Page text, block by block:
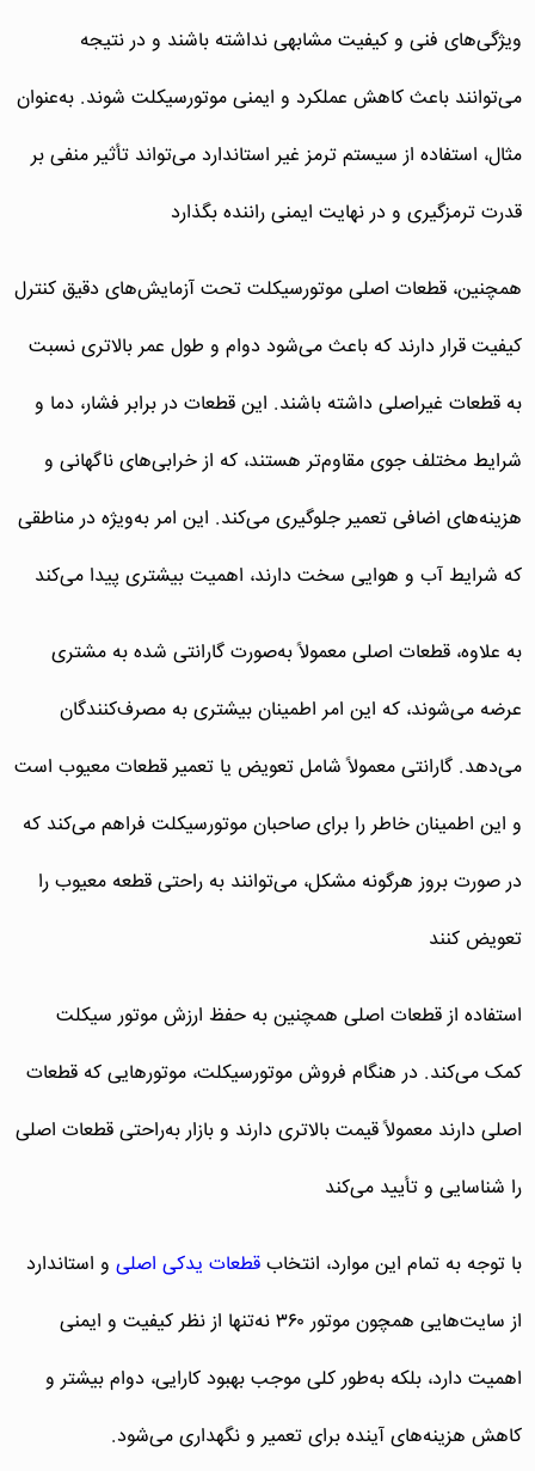
ویژگی‌های فنی و کیفیت مشابهی نداشته باشند و در نتیجه
می‌توانند باعث کاهش عملکرد و ایمنی موتورسیکلت شوند. به‌عنوان
مثال، استفاده از سیستم ترمز غیر استاندارد می‌تواند تأثیر منفی بر
قدرت ترمزگیری و در نهایت ایمنی راننده بگذارد
همچنین، قطعات اصلی موتورسیکلت تحت آزمایش‌های دقیق کنترل
کیفیت قرار دارند که باعث می‌شود دوام و طول عمر بالاتری نسبت
به قطعات غیراصلی داشته باشند. این قطعات در برابر فشار، دما و
شرایط مختلف جوی مقاوم‌تر هستند، که از خرابی‌های ناگهانی و
هزینه‌های اضافی تعمیر جلوگیری می‌کند. این امر به‌ویژه در مناطقی
که شرایط آب و هوایی سخت دارند، اهمیت بیشتری پیدا می‌کند
به علاوه، قطعات اصلی معمولاً به‌صورت گارانتی شده به مشتری
عرضه می‌شوند، که این امر اطمینان بیشتری به مصرف‌کنندگان
می‌دهد. گارانتی معمولاً شامل تعویض یا تعمیر قطعات معیوب است
و این اطمینان خاطر را برای صاحبان موتورسیکلت فراهم می‌کند که
در صورت بروز هرگونه مشکل، می‌توانند به راحتی قطعه معیوب را
تعویض کنند
استفاده از قطعات اصلی همچنین به حفظ ارزش موتور سیکلت
کمک می‌کند. در هنگام فروش موتورسیکلت، موتورهایی که قطعات
اصلی دارند معمولاً قیمت بالاتری دارند و بازار به‌راحتی قطعات اصلی
را شناسایی و تأیید می‌کند
با توجه به تمام این موارد، انتخابقطعات یدکی اصلی و استاندارد
از سایت‌هایی همچون موتور ۳۶۰ نه‌تنها از نظر کیفیت و ایمنی
اهمیت دارد، بلکه به‌طور کلی موجب بهبود کارایی، دوام بیشتر و
کاهش هزینه‌های آینده برای تعمیر و نگهداری می‌شود.